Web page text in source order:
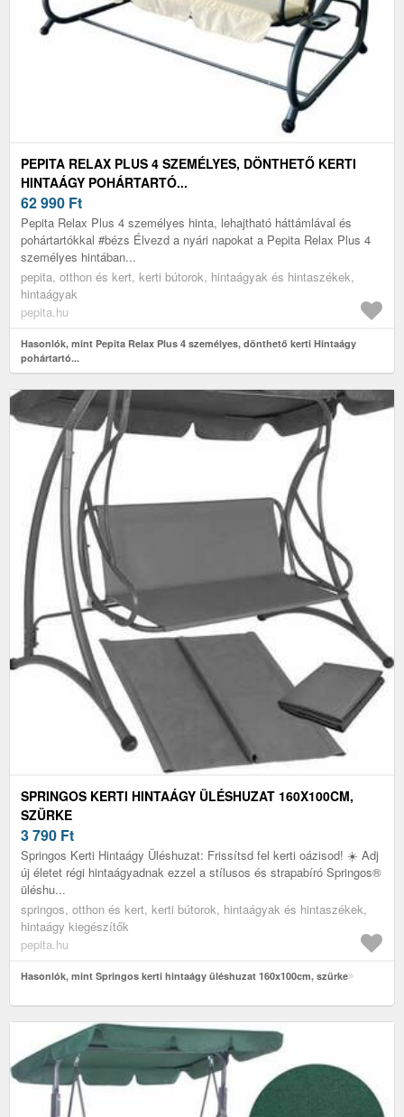
PEPITA RELAX PLUS 4 SZEMÉLYES, DÖNTHETŐ KERTI
HINTAÁGY POHÁRTARTÓ...
62 990 Ft
Pepita Relax Plus 4 személyes hinta, lehajtható háttámlával és
pohártartókkal #bézs Élvezd a nyári napokat a Pepita Relax Plus 4
személyes hintában...
pepita, otthon és kert, kerti bútorok, hintaágyak és hintaszékek,
hintaágyak
pepita.hu
Hasonlók, mint Pepita Relax Plus 4 személyes, dönthető kerti Hintaágy
pohártartó...
SPRINGOS KERTI HINTAÁGY ÜLÉSHUZAT 160X100CM,
SZÜRKE
3 790 Ft
Springos Kerti Hintaágy Üléshuzat: Frissítsd fel kerti oázisod! ☀️ Adj
új életet régi hintaágyadnak ezzel a stílusos és strapabíró Springos®
üléshu...
springos, otthon és kert, kerti bútorok, hintaágyak és hintaszékek,
hintaágy kiegészítők
pepita.hu
Hasonlók, mint Springos kerti hintaágy üléshuzat 160x100cm, szürke